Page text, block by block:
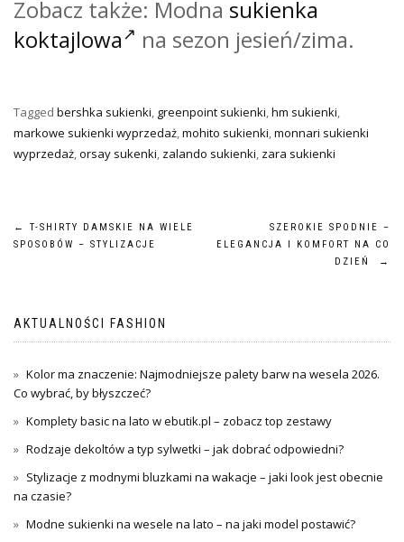
Zobacz także: Modna sukienka
koktajlowa
na sezon jesień/zima.
Tagged bershka sukienki, greenpoint sukienki,hm sukienki,
markowe sukienki wyprzedaż,mohito sukienki,monnari sukienki
wyprzedaż,orsay sukenki, zalando sukienki, zara sukienki
Nawigacja
←
T-SHIRTY DAMSKIE NA WIELE
SPOSOBÓW – STYLIZACJE
SZEROKIE SPODNIE –
ELEGANCJA I KOMFORT NA CO
DZIEŃ
→
AKTUALNOŚCI FASHION
Kolor ma znaczenie: Najmodniejsze palety barw na wesela 2026.
Co wybrać, by błyszczeć?
Komplety basic na lato w ebutik.pl – zobacz top zestawy
Rodzaje dekoltów a typ sylwetki – jak dobrać odpowiedni?
Stylizacje z modnymi bluzkami na wakacje – jaki look jest obecnie
na czasie?
Modne sukienki na wesele na lato – na jaki model postawić?